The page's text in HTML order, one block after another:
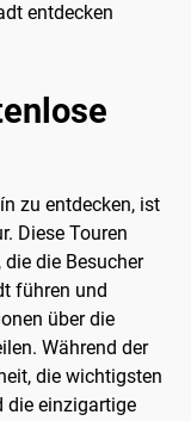
entdecken
zu entdecken, ist
Diese Touren
die Besucher
führen und
über die
Während der
die wichtigsten
die einzigartige